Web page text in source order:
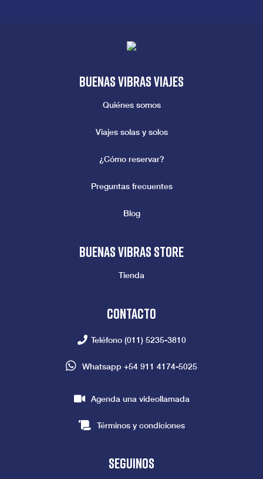
Buenas vibras viajes
Quiénes somos
Viajes solas y solos
¿Cómo reservar?
Preguntas frecuentes
Blog
Buenas vibras store
Tienda
Contacto
Teléfono (011) 5235-3810
Whatsapp +54 911 4174-5025
Agenda una videollamada
Términos y condiciones
seguinos